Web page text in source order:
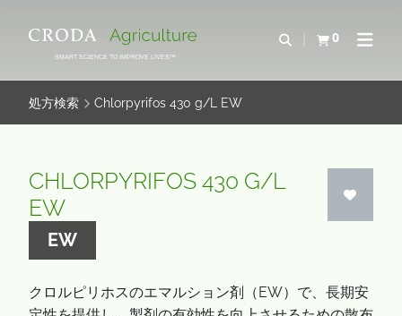
ン
を
ー
ス
SMART SCIENCE TO IMPROVE LIVES™
検索を開く
0
カートを確認す
ナビ
処方検索 Chlorpyrifos 430 g/L EW
CHLORPYRIFOS 430 G/L
EW
EW
クロルピリホスのエマルション剤（EW）で、長期安